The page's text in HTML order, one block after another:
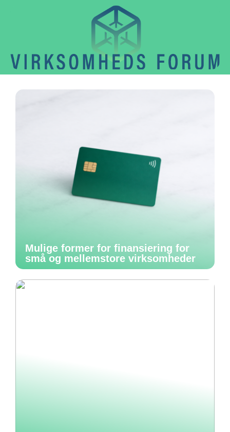
Mulige former for finansiering for
små og mellemstore virksomheder